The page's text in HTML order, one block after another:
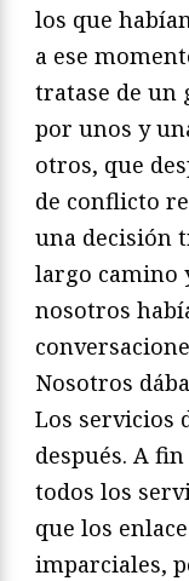
los que
a ese
tratase de un
por unos y
otros, que
de conflicto
una decisión
largo camino
nosotros
Noso­tros
Los servicios
después. A
todos los
que los
imparciales,